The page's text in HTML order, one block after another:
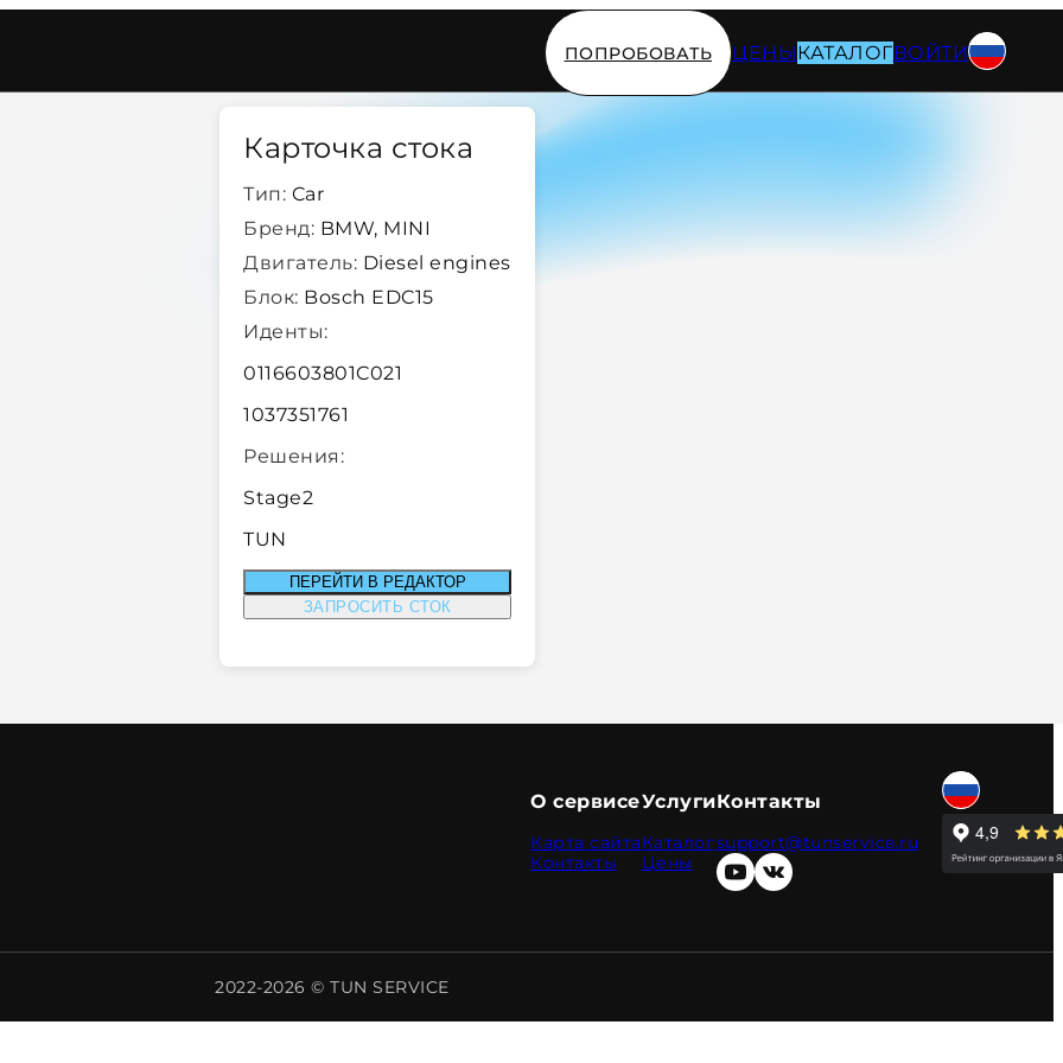
ПОПРОБОВАТЬ ЦЕНЫКАТАЛОГВОЙТИ
Карточка стока
Тип: Car
Бренд: BMW, MINI
Двигатель: Diesel engines
Блок: Bosch EDC15
Иденты:
0116603801C021
1037351761
Решения:
Stage2
TUN
ПЕРЕЙТИ В РЕДАКТОР
ЗАПРОСИТЬ СТОК
О сервисе
Карта сайта
Контакты
Услуги
Каталог
Цены
Контакты
support@tunservice.ru
2022-2026 © TUN SERVICE